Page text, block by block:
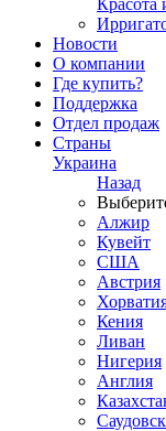
Красота
Новости
О компании
Где купить?
Поддержка
Отдел продаж
Страны
Украина
Назад
Алжир
Кувейт
США
Австрия
Кения
Ливан
Нигерия
Англия